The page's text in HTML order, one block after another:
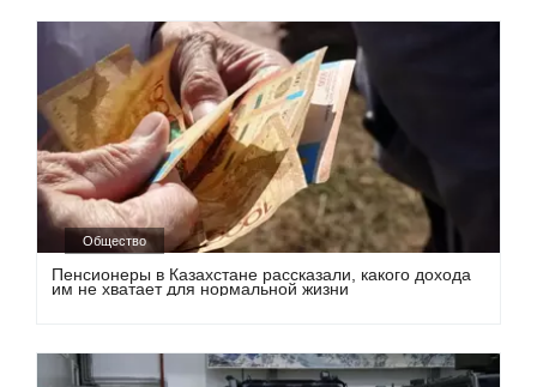
Общество
Пенсионеры в Казахстане рассказали, какого дохода
им не хватает для нормальной жизни